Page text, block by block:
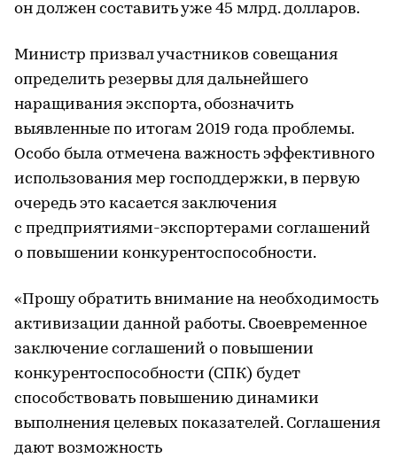
он должен составить уже 45 млрд. долларов.
Министр призвал участников совещания
определить резервы для дальнейшего
наращивания экспорта, обозначить
выявленные по итогам 2019 года проблемы.
Особо была отмечена важность эффективного
использования мер господдержки, в первую
очередь это касается заключения
с предприятиями-экспортерами соглашений
о повышении конкурентоспособности.
«Прошу обратить внимание на необходимость
активизации данной работы. Своевременное
заключение соглашений о повышении
конкурентоспособности (СПК) будет
способствовать повышению динамики
выполнения целевых показателей. Соглашения
дают возможность